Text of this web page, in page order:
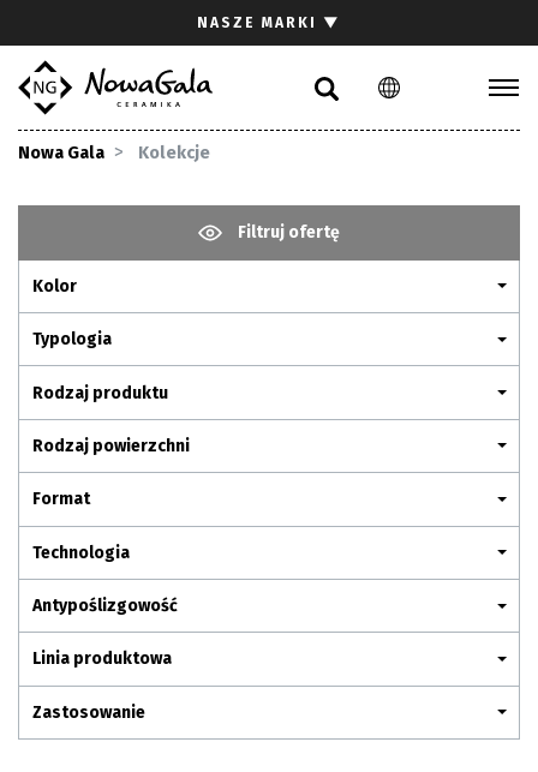
PL EN
NASZE MARKI ▼
Nowa Gala Kolekcje
Filtruj ofertę
Kolor
Typologia
Rodzaj produktu
Rodzaj powierzchni
Format
Technologia
Antypoślizgowość
Linia produktowa
Zastosowanie
Gdzie kupić
Pliki do pobrania
Pytania i odpowiedzi
Kariera
Kontakt
Komunikacja z akcjonariuszami